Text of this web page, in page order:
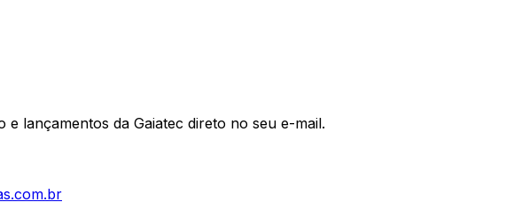
lançamentos da Gaiatec direto no seu e-mail.